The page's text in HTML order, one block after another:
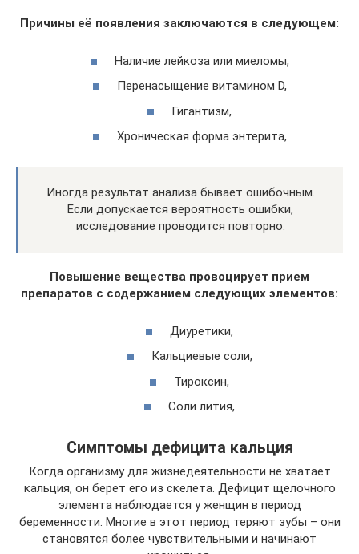
Причины её появления заключаются в следующем:
Наличие лейкоза или миеломы,
Перенасыщение витамином D,
Гигантизм,
Хроническая форма энтерита,
Иногда результат анализа бывает ошибочным.
Если допускается вероятность ошибки,
исследование проводится повторно.
Повышение вещества провоцирует прием
препаратов с содержанием следующих элементов:
Диуретики,
Кальциевые соли,
Тироксин,
Соли лития,
Симптомы дефицита кальция
Когда организму для жизнедеятельности не хватает
кальция, он берет его из скелета. Дефицит щелочного
элемента наблюдается у женщин в период
беременности. Многие в этот период теряют зубы – они
становятся более чувствительными и начинают